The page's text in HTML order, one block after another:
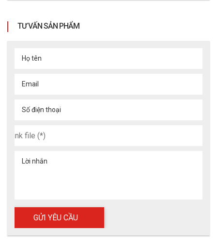
TƯ VẤN SẢN PHẨM
Họ tên
Email
Số điện thoại
Lời nhắn